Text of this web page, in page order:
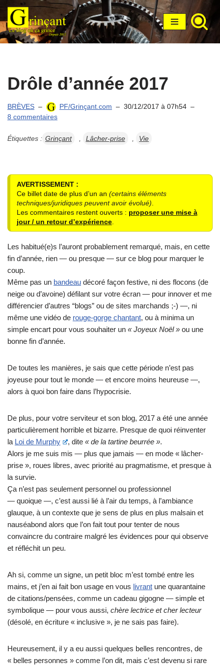
Aller
au
Drôle d’année 2017
BRÈVES PF/Grinçant.com
30/12/2017 à 07h54
8 commentaires
Étiquettes : Grinçant Lâcher-prise Vie
AVERTISSEMENT :
Ce billet date de plus d’un an (certains éléments
techniques/juridiques peuvent avoir évolué)
Les commentaires restent ouverts : proposer une mise à
jour / un retour d’expérience.
Les habitué(e)s l’auront probablement remarqué, mais, en cette
fin d’année, rien — ou presque — sur ce blog pour marquer le
coup.
Même pas un bandeau décoré façon festive, ni des flocons (de
neige ou d’avoine) défilant sur votre écran — pour innover et me
différencier d’autres “blogs” ou de sites marchands ;-) —, ni
même une vidéo de rouge-gorge chantant, ou à minima un
simple encart pour vous souhaiter un « Joyeux Noël » ou une
bonne fin d’année.
De toutes les manières, je sais que cette période n’est pas
joyeuse pour tout le monde — et encore moins heureuse —,
alors à quoi bon faire dans l’hypocrisie.
De plus, pour votre serviteur et son blog, 2017 a été une année
particulièrement horrible et bizarre. Presque de quoi réinventer
la Loi de Murphy , dite « de la tartine beurrée ».
Alors je me suis mis — plus que jamais — en mode « lâcher-
prise », roues libres, avec priorité au pragmatisme, et presque à
la survie.
Ça n’est pas seulement personnel ou professionnel
— quoique —, c’est aussi lié à l’air du temps, à l’ambiance
glauque, à un contexte que je sens de plus en plus malsain et
nauséabond alors que l’on fait tout pour tenter de nous
convaincre du contraire malgré les évidences pour qui observe
et réfléchit un peu.
Ah si, comme un signe, un petit bloc m’est tombé entre les
mains, et j’en ai fait bon usage en vous livrant une quarantaine
de citations/pensées, comme un cadeau gigogne — simple et
symbolique — pour vous aussi, chère lectrice et cher lecteur
(désolé, en écriture « inclusive », je ne sais pas faire).
Heureusement, il y a eu aussi quelques belles rencontres, de
« belles personnes » comme l’on dit, mais c’est devenu si rare